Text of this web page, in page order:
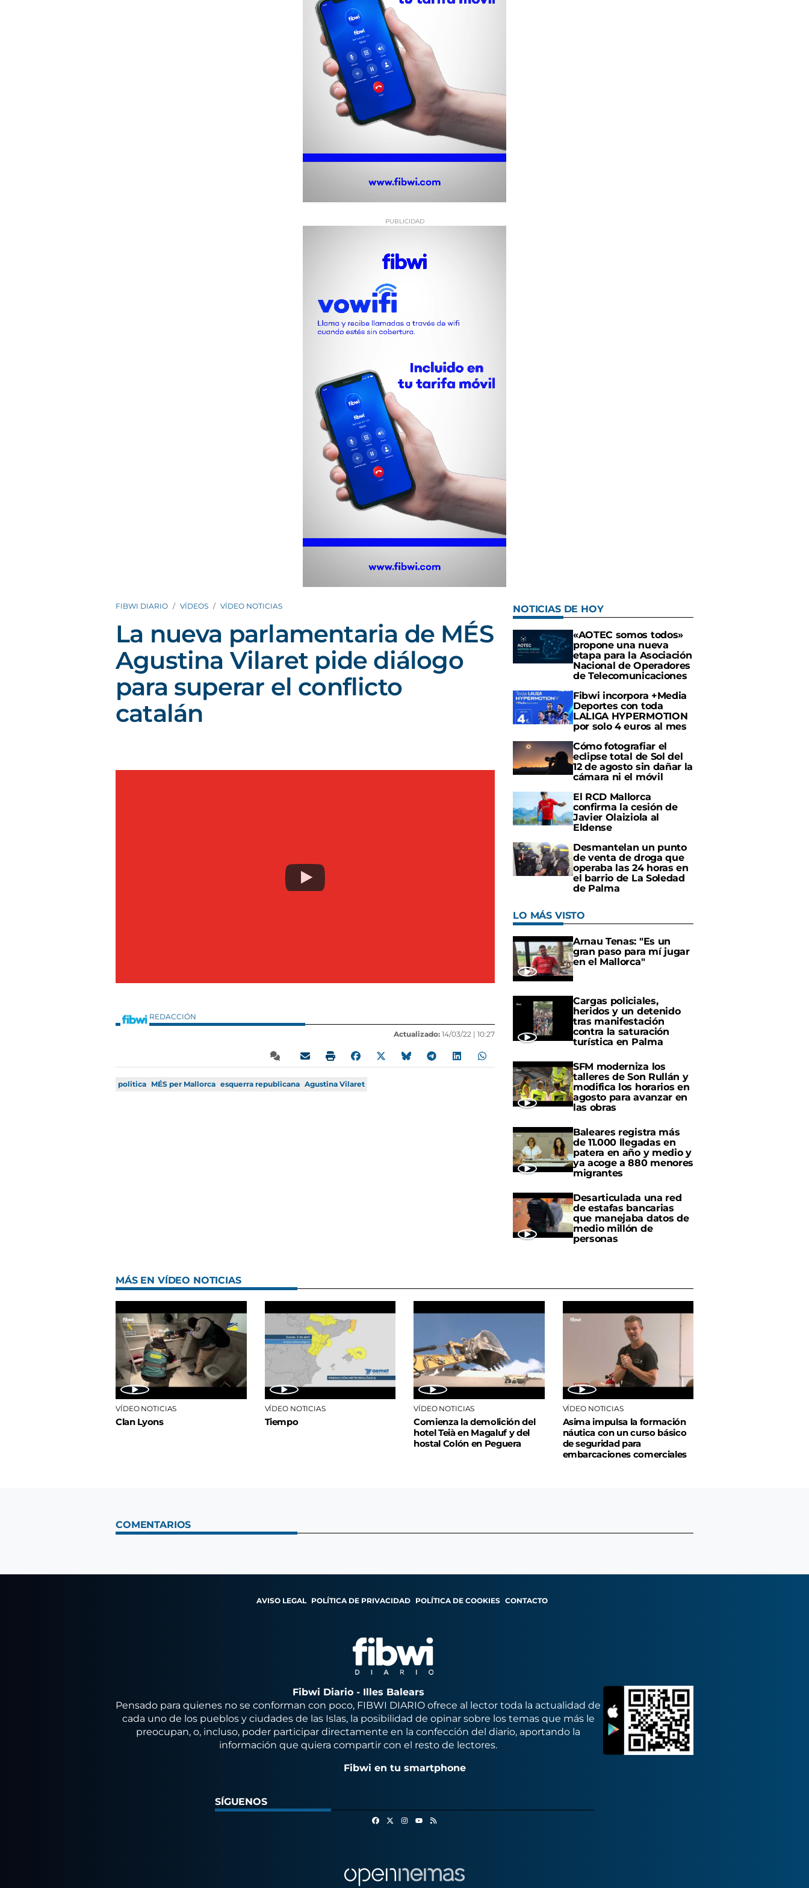
FIBWI DIARIO VÍDEOS VÍDEO NOTICIAS
La nueva parlamentaria de MÉS
Agustina Vilaret pide diálogo
para superar el conflicto
catalán
REDACCIÓN
Actualizado: 14/03/22 | 10:27
politica MÉS per Mallorca esquerra republicana Agustina Vilaret
NOTICIAS DE HOY
«AOTEC somos todos»
propone una nueva
etapa para la Asociación
Nacional de Operadores
de Telecomunicaciones
Fibwi incorpora +Media
Deportes con toda
LALIGA HYPERMOTION
por solo 4 euros al mes
Cómo fotografiar el
eclipse total de Sol del
12 de agosto sin dañar la
cámara ni el móvil
El RCD Mallorca
confirma la cesión de
Javier Olaiziola al
Eldense
Desmantelan un punto
de venta de droga que
operaba las 24 horas en
el barrio de La Soledad
de Palma
LO MÁS VISTO
Arnau Tenas: "Es un
gran paso para mí jugar
en el Mallorca"
Cargas policiales,
heridos y un detenido
tras manifestación
contra la saturación
turística en Palma
SFM moderniza los
talleres de Son Rullán y
modifica los horarios en
agosto para avanzar en
las obras
Baleares registra más
de 11.000 llegadas en
patera en año y medio y
ya acoge a 880 menores
migrantes
Desarticulada una red
de estafas bancarias
que manejaba datos de
medio millón de
personas
MÁS EN VÍDEO NOTICIAS
VÍDEO NOTICIAS
Clan Lyons
VÍDEO NOTICIAS
Tiempo
VÍDEO NOTICIAS
Comienza la demolición del
hotel Teià en Magaluf y del
hostal Colón en Peguera
VÍDEO NOTICIAS
Asima impulsa la formación
náutica con un curso básico
de seguridad para
embarcaciones comerciales
COMENTARIOS
AVISO LEGAL POLÍTICA DE PRIVACIDAD POLÍTICA DE COOKIES CONTACTO
Fibwi Diario - Illes Balears
Pensado para quienes no se conforman con poco, FIBWI DIARIO ofrece al lector toda la actualidad de
cada uno de los pueblos y ciudades de las Islas, la posibilidad de opinar sobre los temas que más le
preocupan, o, incluso, poder participar directamente en la confección del diario, aportando la
información que quiera compartir con el resto de lectores.
Fibwi en tu smartphone
SÍGUENOS
FacebookInstagram